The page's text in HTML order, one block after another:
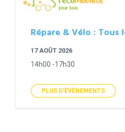
Répare & Vélo : Tous
17 AOÛT 2026
14h00 -17h30
PLUS D'ÉVÉNEMENTS